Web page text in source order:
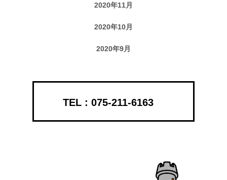
2020年11月
2020年10月
2020年9月
075-211-6163